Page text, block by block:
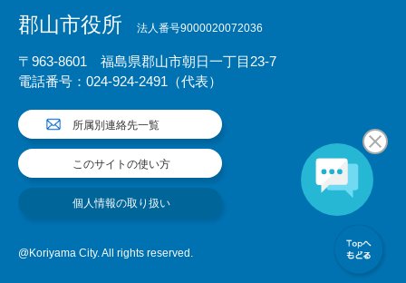
郡山市役所 法人番号9000020072036
〒963-8601 福島県郡山市朝日一丁目23-7
電話番号：024-924-2491（代表）
所属別連絡先一覧
このサイトの使い方
個人情報の取り扱い
@Koriyama City. All rights reserved.